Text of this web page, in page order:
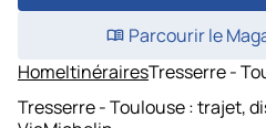
Parcourir le
HomeItinérairesTresserre -
Tresserre - Toulouse : trajet,